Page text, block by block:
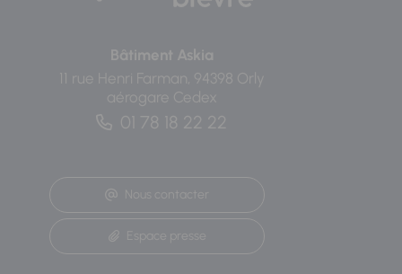
Bâtiment Askia
11 rue Henri Farman, 94398 Orly
aérogare Cedex
01 78 18 22 22
Nous contacter
Espace presse